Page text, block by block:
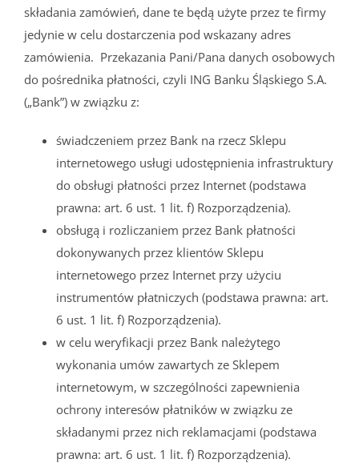
składania zamówień, dane te będą użyte przez te firmy
jedynie w celu dostarczenia pod wskazany adres
zamówienia. Przekazania Pani/Pana danych osobowych
do pośrednika płatności, czyli ING Banku Śląskiego S.A.
(„Bank”) w związku z:
świadczeniem przez Bank na rzecz Sklepu
internetowego usługi udostępnienia infrastruktury
do obsługi płatności przez Internet (podstawa
prawna: art. 6 ust. 1 lit. f) Rozporządzenia).
obsługą i rozliczaniem przez Bank płatności
dokonywanych przez klientów Sklepu
internetowego przez Internet przy użyciu
instrumentów płatniczych (podstawa prawna: art.
6 ust. 1 lit. f) Rozporządzenia).
w celu weryfikacji przez Bank należytego
wykonania umów zawartych ze Sklepem
internetowym, w szczególności zapewnienia
ochrony interesów płatników w związku ze
składanymi przez nich reklamacjami (podstawa
prawna: art. 6 ust. 1 lit. f) Rozporządzenia).